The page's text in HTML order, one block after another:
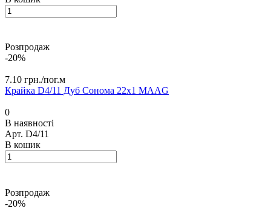
Розпродаж
-20%
7.10 грн./пог.м
Крайка D4/11 Дуб Сонома 22х1 MAАG
0
В наявності
Арт. D4/11
В кошик
Розпродаж
-20%